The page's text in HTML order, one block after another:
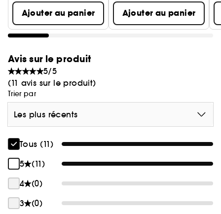
Ajouter au panier Ajouter au panier
Avis sur le produit
5/5
(11 avis sur le produit)
Trier par
Les plus récents
Tous (11)
5
(11)
4
(0)
3
(0)